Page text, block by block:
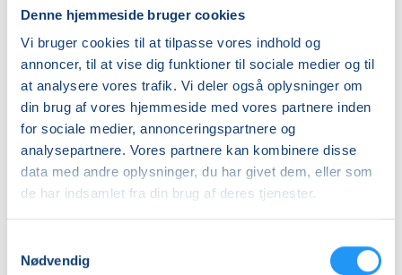
Denne hjemmeside bruger cookies
Vi bruger cookies til at tilpasse vores indhold og
annoncer, til at vise dig funktioner til sociale medier og til
at analysere vores trafik. Vi deler også oplysninger om
din brug af vores hjemmeside med vores partnere inden
for sociale medier, annonceringspartnere og
analysepartnere. Vores partnere kan kombinere disse
data med andre oplysninger, du har givet dem, eller som
de har indsamlet fra din brug af deres tjenester.
Nødvendig
eller lign. Det er vigtigt, at de er tætsiddende omkring
Blebadebuks skal bæres sammen med en badeble
såsom ’Little Swimmers’.
Badebleer, som fx. "Little Swimmers" er ikke
godkendt alene.
Ved brug af egne blebadebukser, så skal de
overholde reglerne og fremvises og godkendes i
billetsalg.
Godkendte blebadebukser kan købes i billetsalget.
DKK 907,00
Studerende-FRB
DKK 923,00
Unge (18-25 år)-KBH
DKK 907,00
Info
903600